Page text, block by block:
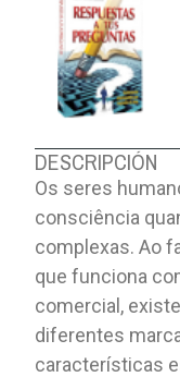
DESCRIPCIÓN
Os seres
consciência
complexas. Ao
que funciona
comercial,
diferentes
características